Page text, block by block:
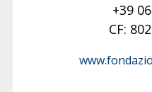
+39
CF: